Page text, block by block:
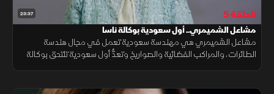
23:37 الحلقة 5
مشاعل الشميمري.. أول سعودية بوكالة ناسا
مشاعل الشميمري هي مهندسة سعودية تعمل في مجال هندسة
الطائرات، والمراكب الفضائية والصواريخ وتعدُّ أول سعودية تلتحق بوكالة